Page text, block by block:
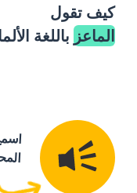
كيف تقول
الماعز باللغة